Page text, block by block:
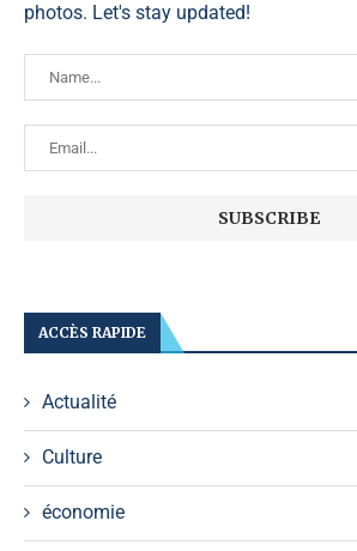
photos. Let's stay updated!
ACCÈS RAPIDE
Actualité
Culture
économie